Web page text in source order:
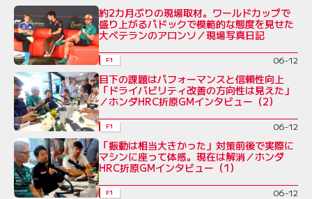
約2カ月ぶりの現場取材。ワールドカップで
盛り上がるパドックで模範的な態度を見せた
大ベテランのアロンソ／現場写真日記
F1 06-12
目下の課題はパフォーマンスと信頼性向上
「ドライバビリティ改善の方向性は見えた」
／ホンダHRC折原GMインタビュー（2）
F1 06-12
「振動は相当大きかった」対策前後で実際に
マシンに座って体感。現在は解消／ホンダ
HRC折原GMインタビュー（1）
F1 06-12